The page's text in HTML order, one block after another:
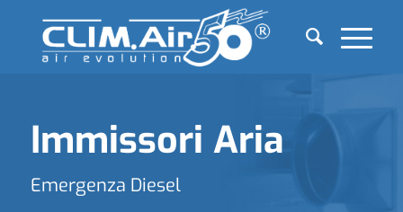
Immissori Aria
Emergenza Diesel